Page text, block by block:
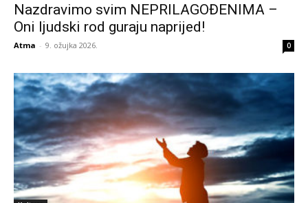
Nazdravimo svim NEPRILAGOĐENIMA –
Oni ljudski rod guraju naprijed!
Atma - 9. ožujka 2026. 0